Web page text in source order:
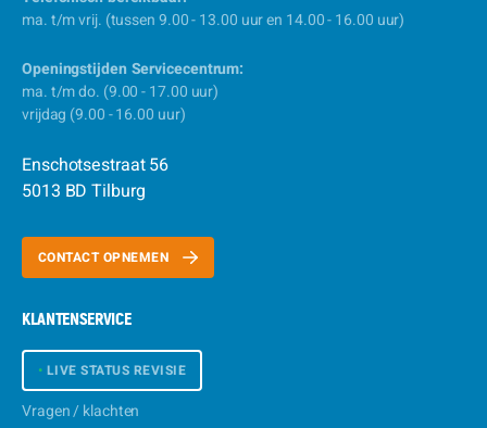
ma. t/m vrij. (tussen 9.00 - 13.00 uur en 14.00 - 16.00 uur)
Openingstijden Servicecentrum:
ma. t/m do. (9.00 - 17.00 uur)
vrijdag (9.00 - 16.00 uur)
Enschotsestraat 56
5013 BD Tilburg
CONTACT OPNEMEN
KLANTENSERVICE
• LIVE STATUS REVISIE
Vragen / klachten